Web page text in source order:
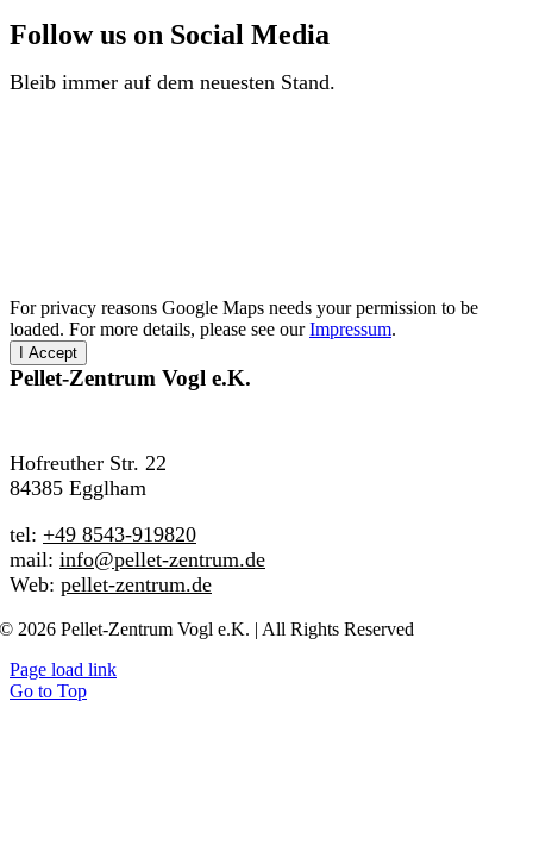
Follow us on Social Media
Bleib immer auf dem neuesten Stand.
For privacy reasons Google Maps needs your permission to be
loaded. For more details, please see ourImpressum.
I Accept
Pellet-Zentrum Vogl e.K.
Hofreuther Str. 22
84385 Egglham
tel: +49 8543-919820
mail: info@pellet-zentrum.de
Web: pellet-zentrum.de
© 2026 Pellet-Zentrum Vogl e.K. | All Rights Reserved
Page load link
Go to Top